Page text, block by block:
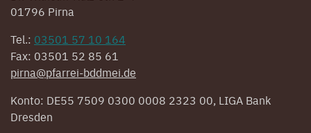
01796 Pirna
Tel.: 03501 57 10 164
Fax: 03501 52 85 61
pirna@pfarrei-bddmei.de
Konto: DE55 7509 0300 0008 2323 00, LIGA Bank
Dresden